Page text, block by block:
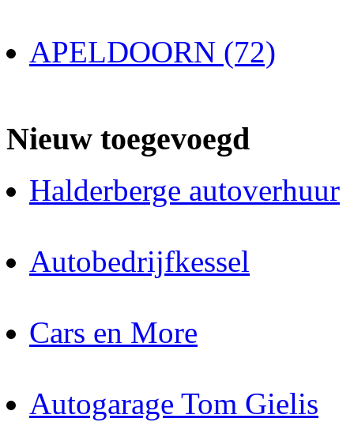
APELDOORN (72)
Nieuw toegevoegd
Halderberge autoverhuur
Autobedrijfkessel
Cars en More
Autogarage Tom Gielis